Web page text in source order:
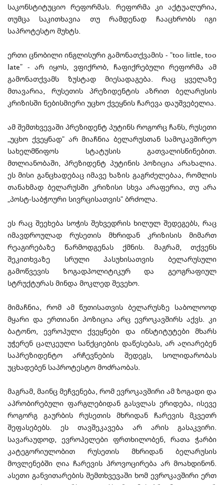
საკონსტიტუციო რეფორმას. რეფორმა კი აქტუალურია,
თუმცა საკითხავია თუ რამდენად ჩააცხრობს იგი
საპროტესტო მუხტს.
ერთი ცნობილი ინგლისური გამონათქვამის - “too little, too
late” - არ იყოს, ვფიქრობ, ჩაფიქრებული რეფორმა ამ
გამონათქვამს ზუსტად მიესადაგება. რაც ყველაზე
მთავარია, რუსეთის პრეზიდენტის აზრით ბელარუსის
კრიზისში ნებისმიერი უცხო ქვეყნის ჩარევა დაუშვებელია.
ამ შემთხვევაში პრეზიდენტ პუტინს როგორც ჩანს, რუსეთი
„უცხო ქვეყნად“ არ მიაჩნია ბელარუსთან სამოკავშირეო
სახელმწიფოს სტატუსის გათვალისწინებით.
მთლიანობაში, პრეზიდენტ პუტინის პოზიცია არახალია.
ეს მისი განცხადებაც იმავე ხაზის გაგრძელებაა, რომლის
თანახმად ბელარუსში კრიზისი სხვა არაფერია, თუ არა
„პოსტ-საბჭოური სივრცისათვის“ ბრძოლა.
ეს რაც შეეხება სოჭის შეხვედრის ხილულ შედეგებს, რაც
იმავდროულად რუსეთის მხრიდან კრიზისის მიმართ
რეაგირებაზე წარმოდგენას ქმნის. მაგრამ, თქვენს
შეკითხვაზე სრული პასუხისათვის ბელარუსული
გამოწვევის ზოგადპოლიტიკურ და გეოგრაფიულ
სტრუქტურას მინდა მოკლედ შევეხო.
მიმაჩნია, რომ ამ წუთისათვის ბელარუსზე საბოლოოდ
მყარი და ერთიანი პოზიცია არც ევროკავშირს აქვს. კი
ბატონო, ევროპული ქვეყნები და ინსტიტუტები მხარს
უჭერენ ცალკეული სანქციების დაწესებას, არ აღიარებენ
საპრეზიდენტო არჩევნების შედეგს, სოლიდარობას
უცხადებენ საპროტესტო მოძრაობას.
მაგრამ, მაინც მეჩვენება, რომ ევროკავშირი ამ ზოგადი და
აპრობირებული ფარგლებიდან გასვლას ერიდება, ისევე
როგორგ გაურბის რუსეთის მხრიდან ჩარევის მკვეთრ
შეფასებებს. ეს თავშეკავება არ არის გასაკვირი.
სავარაუდოდ, ევროპელები ფრთხილობენ, რათა ჭარბი
კატეგორიულობით რუსეთის მხრიდან ბელარუსის
მოვლენებში ღია ჩარევის პროვოცირება არ მოახდინონ.
ასეთი განვითარების შემთხვევაში ხომ ევროკავშირი ერთ